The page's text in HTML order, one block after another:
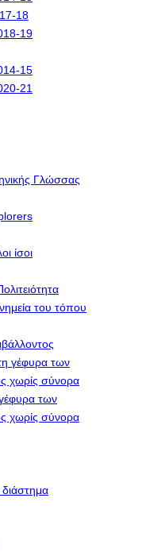
18
19
15
21
Γλώσσας
ίσοι
του τόπου
των
χωρίς σύνορα